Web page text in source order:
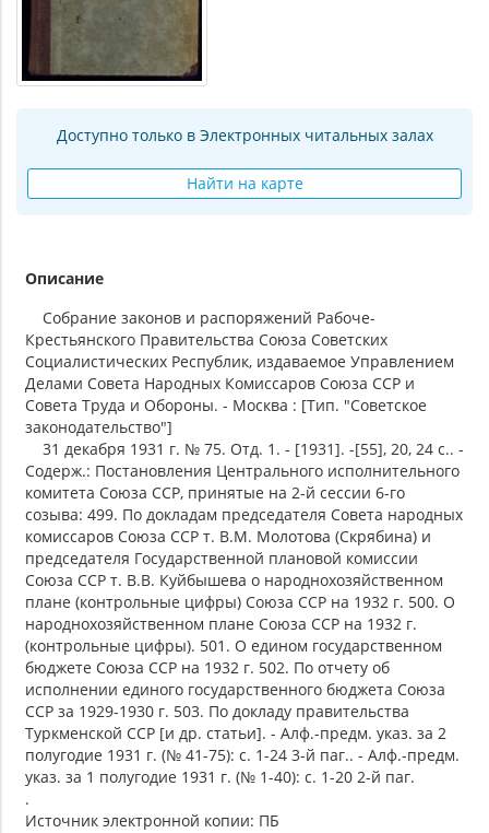
Доступно только в Электронных читальных залах
Найти на карте
Описание
Собрание законов и распоряжений Рабоче-
Крестьянского Правительства Союза Советских
Социалистических Республик, издаваемое Управлением
Делами Совета Народных Комиссаров Союза ССР и
Совета Труда и Обороны. - Москва : [Тип. "Советское
законодательство"]
31 декабря 1931 г. № 75. Отд. 1. - [1931]. -[55], 20, 24 с.. -
Содерж.: Постановления Центрального исполнительного
комитета Союза ССР, принятые на 2-й сессии 6-го
созыва: 499. По докладам председателя Совета народных
комиссаров Союза ССР т. В.М. Молотова (Скрябина) и
председателя Государственной плановой комиссии
Союза ССР т. В.В. Куйбышева о народнохозяйственном
плане (контрольные цифры) Союза ССР на 1932 г. 500. О
народнохозяйственном плане Союза ССР на 1932 г.
(контрольные цифры). 501. О едином государственном
бюджете Союза ССР на 1932 г. 502. По отчету об
исполнении единого государственного бюджета Союза
ССР за 1929-1930 г. 503. По докладу правительства
Туркменской ССР [и др. статьи]. - Алф.-предм. указ. за 2
полугодие 1931 г. (№ 41-75): с. 1-24 3-й паг.. - Алф.-предм.
указ. за 1 полугодие 1931 г. (№ 1-40): с. 1-20 2-й паг.
.
Источник электронной копии: ПБ